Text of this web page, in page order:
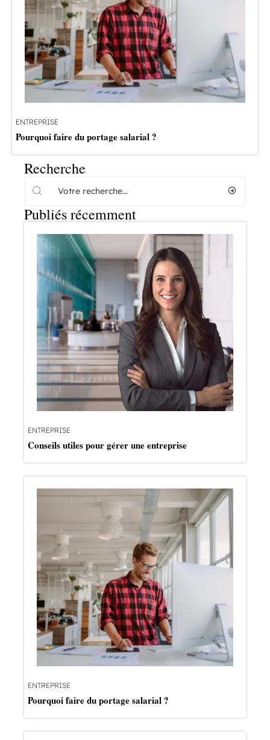
ENTREPRISE
Pourquoi faire du portage salarial ?
Recherche
Publiés récemment
ENTREPRISE
Conseils utiles pour gérer une entreprise
ENTREPRISE
Pourquoi faire du portage salarial ?